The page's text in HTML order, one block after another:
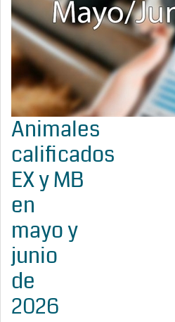
Animales
calificados
EX y MB
en
mayo y
junio
de
2026